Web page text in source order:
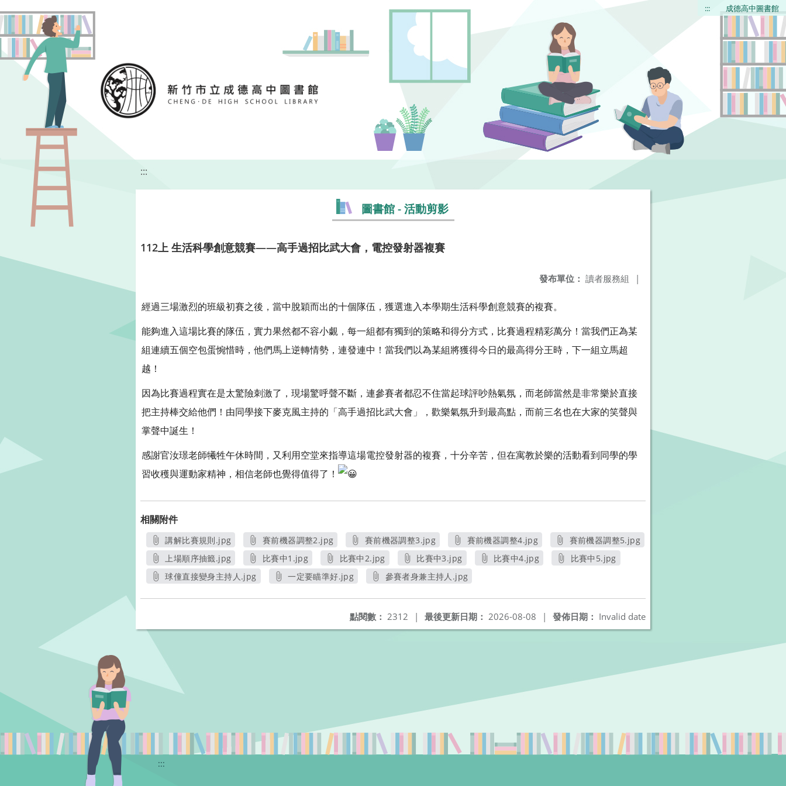
::: 成德高中圖書館
:::
圖書館 - 活動剪影
112上 生活科學創意競賽——高手過招比武大會，電控發射器複賽
發布單位： 讀者服務組 |
經過三場激烈的班級初賽之後，當中脫穎而出的十個隊伍，獲選進入本學期生活科學創意競賽的複賽。
能夠進入這場比賽的隊伍，實力果然都不容小覷，每一組都有獨到的策略和得分方式，比賽過程精彩萬分！當我們正為某
組連續五個空包蛋惋惜時，他們馬上逆轉情勢，連發連中！當我們以為某組將獲得今日的最高得分王時，下一組立馬超
越！
因為比賽過程實在是太驚險刺激了，現場驚呼聲不斷，連參賽者都忍不住當起球評吵熱氣氛，而老師當然是非常樂於直接
把主持棒交給他們！由同學接下麥克風主持的「高手過招比武大會」，歡樂氣氛升到最高點，而前三名也在大家的笑聲與
掌聲中誕生！
感謝官汝璟老師犧牲午休時間，又利用空堂來指導這場電控發射器的複賽，十分辛苦，但在寓教於樂的活動看到同學的學
習收穫與運動家精神，相信老師也覺得值得了！
相關附件
講解比賽規則.jpg
另開新視窗
賽前機器調整2.jpg
另開新視窗
賽前機器調整3.jpg
另開新視窗
賽前機器調整4.jpg
另開新視窗
賽前機器調整5.jpg
另開新視窗
上場順序抽籤.jpg
另開新視窗
比賽中1.jpg
另開新視窗
比賽中2.jpg
另開新視窗
比賽中3.jpg
另開新視窗
比賽中4.jpg
比賽中5.jpg
球僮直接變身主持人.jpg
一定要瞄準好.jpg
參賽者身兼主持人.jpg
發佈日期： Invalid date
最後更新日期： 2026-08-08 |
點閱數： 2312 |
:::